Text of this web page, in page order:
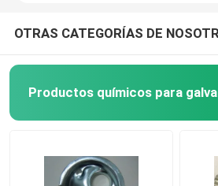
Equipo de galvanoplastia
Productos químicos de
OTRAS CATEGORÍAS DE
Productos químicos para